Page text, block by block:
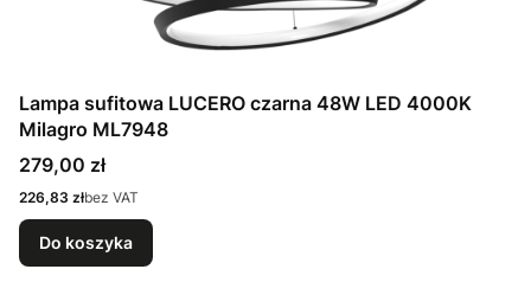
Lampa sufitowa LUCERO czarna 48W LED 4000K
Milagro ML7948
Cena
279,00 zł
Cena
226,83 złbez VAT
Do koszyka